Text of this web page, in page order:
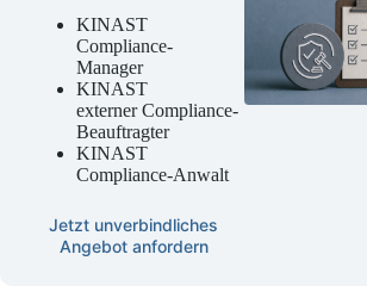
KINAST
Compliance-
Manager
KINAST
externer Compliance-
Beauftragter
KINAST
Compliance-Anwalt
Jetzt unverbindliches
Angebot anfordern